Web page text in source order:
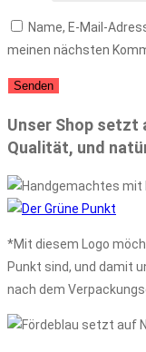
Name, E-Mail-
meinen nächsten
Unser Shop
Qualität, und
*Mit diesem Logo
Punkt sind, und damit
nach dem